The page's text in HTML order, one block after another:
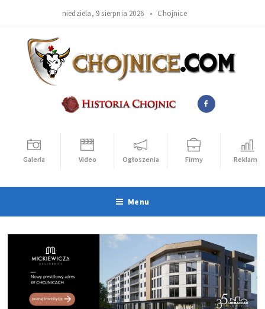
niedziela, 9 sierpnia 2026 • Chojnice
Galeria Video Ogłoszenia Firmy Reklama
Menu